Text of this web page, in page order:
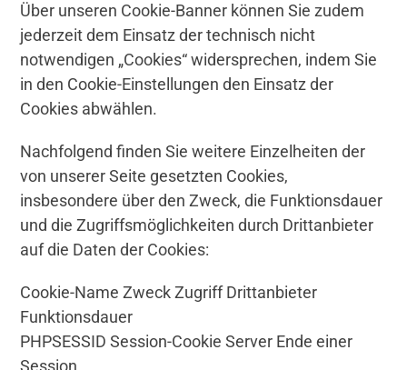
Über unseren Cookie-Banner können Sie zudem
jederzeit dem Einsatz der technisch nicht
notwendigen „Cookies“ widersprechen, indem Sie
in den Cookie-Einstellungen den Einsatz der
Cookies abwählen.
Nachfolgend finden Sie weitere Einzelheiten der
von unserer Seite gesetzten Cookies,
insbesondere über den Zweck, die Funktionsdauer
und die Zugriffsmöglichkeiten durch Drittanbieter
auf die Daten der Cookies:
Cookie-Name Zweck Zugriff Drittanbieter
Funktionsdauer
PHPSESSID Session-Cookie Server Ende einer
Session